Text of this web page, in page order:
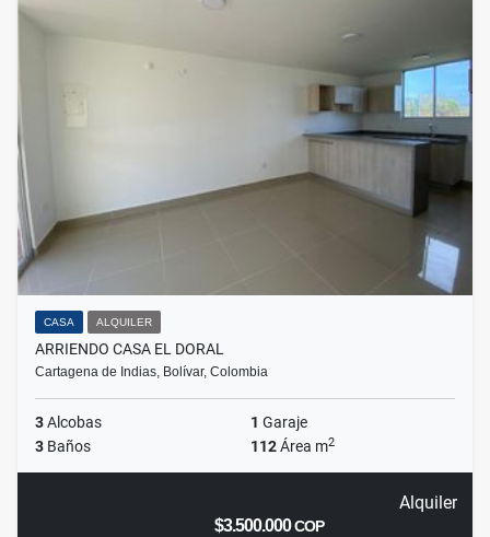
CASA ALQUILER
ARRIENDO CASA EL DORAL
Cartagena de Indias, Bolívar, Colombia
3Alcobas 1 Garaje
3 Baños 112Área m2
Alquiler
$3.500.000COP